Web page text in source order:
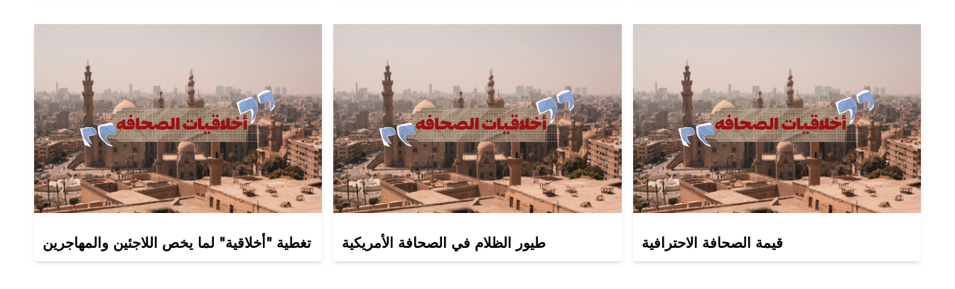
تغطية "أخلاقية" لما يخص اللاجئين والمهاجرين طيور الظلام في الصحافة الأمريكية قيمة الصحافة الاحترافية